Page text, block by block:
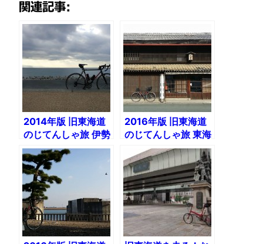
関連記事:
2014年版 旧東海道
のじてんしゃ旅 伊勢
神宮に初詣ライド
（1）沼津〜浜松
2016年版 旧東海道
のじてんしゃ旅 東海
道中輪栗毛（前） 浜
松宿〜宮宿